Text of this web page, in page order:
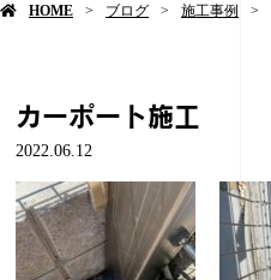
HOME ブログ 施工事例
カーポート施工
2022.06.12